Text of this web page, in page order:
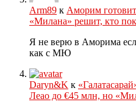
Arm89 к Аморим
«Милана» решит, кто
Я не верю в Аморима
как с МЮ
Daryn&K к
Леао до €45 млн, но